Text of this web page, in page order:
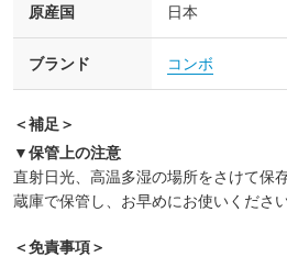
原産国 日本
ブランド コンボ
＜補足＞
▼保管上の注意
直射日光、高温多湿の場所をさけて保
蔵庫で保管し、お早めにお使いください
＜免責事項＞